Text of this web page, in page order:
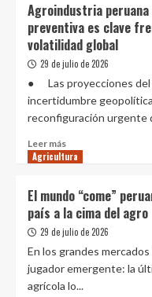
agricultores
y
emprendedores
rurales
superó
los
S/
516
en
créditos
del
Agroperú
al
semestre
de
Agroindustria
preventiva es clave
volatilidad global
29 de julio de 2026
● Las proyecciones del
incertidumbre
reconfiguración urgente
Leer más
más
peruana
2026-
2027:
preventiva
es
Agricultura
El mundo “come”
país a la cima del agro
29 de julio de 2026
En los grandes
jugador emergente: la
agrícola lo...